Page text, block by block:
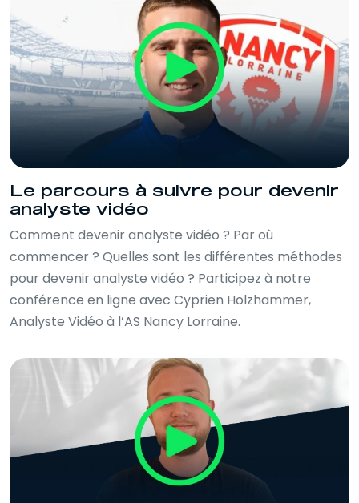
Le parcours à suivre pour devenir
analyste vidéo
Comment devenir analyste vidéo ? Par où
commencer ? Quelles sont les différentes méthodes
pour devenir analyste vidéo ? Participez à notre
conférence en ligne avec Cyprien Holzhammer,
Analyste Vidéo à l’AS Nancy Lorraine.